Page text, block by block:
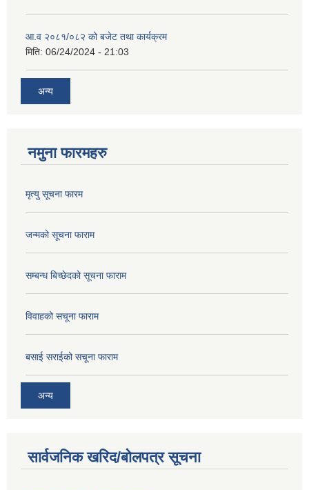
आ.व २०८१/०८२ को बजेट तथा कार्यक्रम
मिति: 06/24/2024 - 21:03
अन्य
नमुना फारमहरु
मृत्यु सूचना फारम
जन्मको सूचना फाराम
सम्बन्ध बिच्छेदको सूचना फाराम
विवाहको सचूना फाराम
बसाई सराईको सचूना फाराम
अन्य
सार्वजनिक खरिद/बोलपत्र सूचना